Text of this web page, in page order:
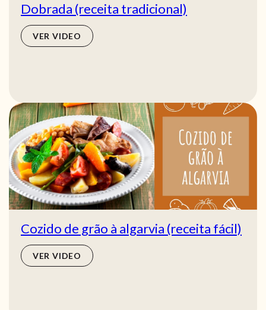
Dobrada (receita tradicional)
VER VIDEO
Cozido de grão à algarvia (receita fácil)
VER VIDEO